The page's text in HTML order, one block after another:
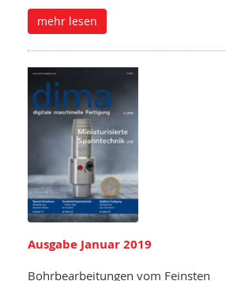
mehr lesen
Ausgabe Januar 2019
Bohrbearbeitungen vom Feinsten